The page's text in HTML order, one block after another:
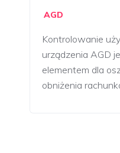
AGD
Kontrolowanie
urządzenia AGD
elementem dla
obniżenia